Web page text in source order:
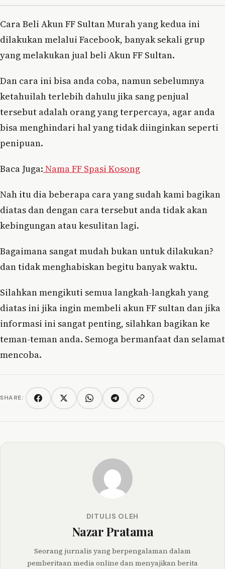
Cara Beli Akun FF Sultan Murah yang kedua ini
dilakukan melalui Facebook, banyak sekali grup
yang melakukan jual beli Akun FF Sultan.
Dan cara ini bisa anda coba, namun sebelumnya
ketahuilah terlebih dahulu jika sang penjual
tersebut adalah orang yang terpercaya, agar anda
bisa menghindari hal yang tidak diinginkan seperti
penipuan.
Baca Juga: Nama FF Spasi Kosong
Nah itu dia beberapa cara yang sudah kami bagikan
diatas dan dengan cara tersebut anda tidak akan
kebingungan atau kesulitan lagi.
Bagaimana sangat mudah bukan untuk dilakukan?
dan tidak menghabiskan begitu banyak waktu.
Silahkan mengikuti semua langkah-langkah yang
diatas ini jika ingin membeli akun FF sultan dan jika
informasi ini sangat penting, silahkan bagikan ke
teman-teman anda. Semoga bermanfaat dan selamat
mencoba.
SHARE: FacebookTwitter/XWhatsAppTelegramCopy link
DITULIS OLEH
Nazar Pratama
Seorang jurnalis yang berpengalaman dalam
pemberitaan media online dan menyajikan berita